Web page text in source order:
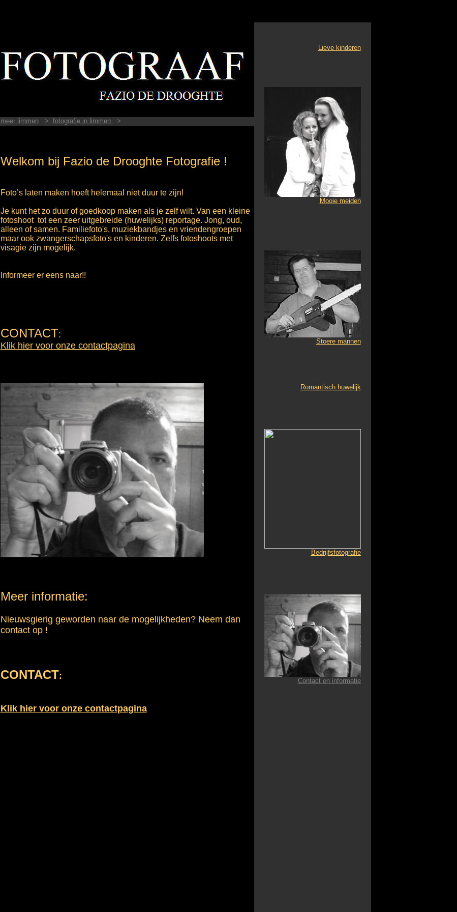
Lieve kinderen
Mooie meiden
Stoere mannen
Romantisch huwelijk
Bedrijfsfotografie
Contact en informatie
meer limmen > fotografie in limmen >
Welkom bij Fazio de Drooghte Fotografie !
Foto’s laten maken hoeft helemaal niet duur te zijn!
Je kunt het zo duur of goedkoop maken als je zelf wilt. Van een kleine
fotoshoot tot een zeer uitgebreide (huwelijks) reportage. Jong, oud,
alleen of samen. Familiefoto's, muziekbandjes en vriendengroepen
maar ook zwangerschapsfoto's en kinderen. Zelfs fotoshoots met
visagie zijn mogelijk.
Informeer er eens naar!!
CONTACT:
Klik hier voor onze contactpagina
Meer informatie:
Nieuwsgierig geworden naar de mogelijkheden? Neem dan
contact op !
CONTACT:
Klik hier voor onze contactpagina